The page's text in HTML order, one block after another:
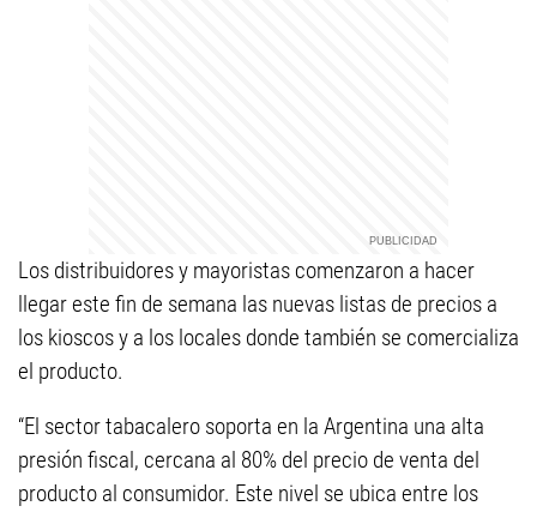
Los distribuidores y mayoristas comenzaron a hacer
llegar este fin de semana las nuevas listas de precios a
los kioscos y a los locales donde también se comercializa
el producto.
“El sector tabacalero soporta en la Argentina una alta
presión fiscal, cercana al 80% del precio de venta del
producto al consumidor. Este nivel se ubica entre los